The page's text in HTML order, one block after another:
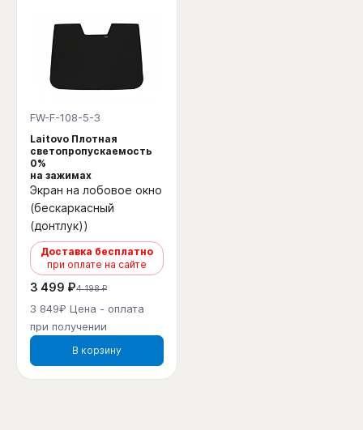
FW-F-108-5-3
Laitovo Плотная
светопропускаемость
0%
на зажимах
Экран на лобовое окно
(бескаркасный
(донтлук))
Доставка бесплатно
при оплате на сайте
3 499 ₽4 198 ₽
3 849₽ Цена - оплата
при получении
В корзину